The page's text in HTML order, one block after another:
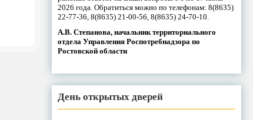
2026 года. Обратиться можно по телефонам: 8(8635)
22-77-36, 8(8635) 21-00-56, 8(8635) 24-70-10.
А.В. Степанова, начальник территориального
отдела Управления Роспотребнадзора по
Ростовской области
День открытых дверей